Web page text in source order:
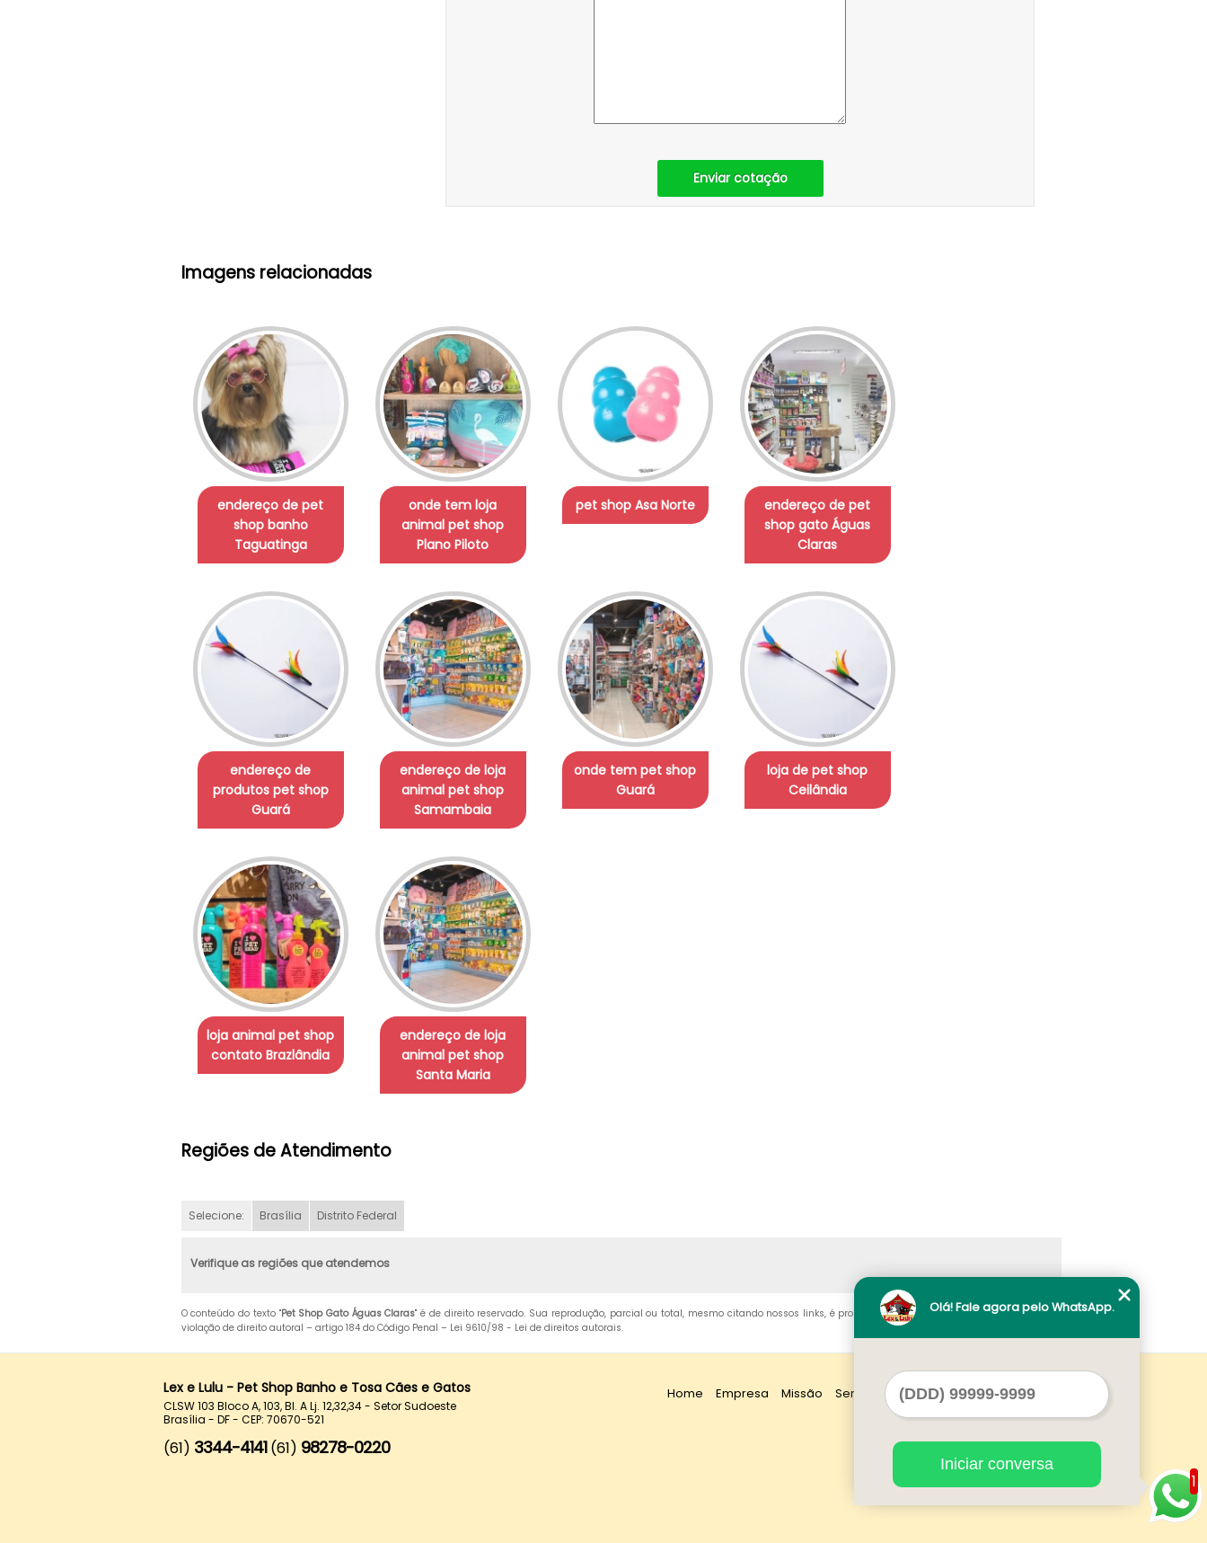
Enviar cotação
Imagens relacionadas
endereço de pet
shop banho
Taguatinga
onde tem loja
animal pet shop
Plano Piloto
pet shop Asa Norte
endereço de pet
shop gato Águas
Claras
endereço de
produtos pet shop
Guará
endereço de loja
animal pet shop
Samambaia
onde tem pet shop
Guará
loja de pet shop
Ceilândia
loja animal pet shop
contato Brazlândia
endereço de loja
animal pet shop
Santa Maria
Regiões de Atendimento
Selecione: Brasília Distrito Federal
Verifique as regiões que atendemos
O conteúdo do texto "Pet Shop Gato Águas Claras" é de direito reservado. Sua reprodução, parcial ou total, mesmo citando nossos links, é proibida sem a autorização do autor. Crime de
violação de direito autoral – artigo 184 do Código Penal – Lei 9610/98 - Lei de direitos autorais.
Lex e Lulu - Pet Shop Banho e Tosa Cães e Gatos
CLSW 103 Bloco A, 103, Bl. A Lj. 12,32,34 - Setor Sudoeste
Brasília - DF - CEP: 70670-521
(61) 3344-4141 (61) 98278-0220
Home Empresa Missão Serviços Contato Mapa do site
1
Olá! Fale agora pelo WhatsApp.
Iniciar conversa